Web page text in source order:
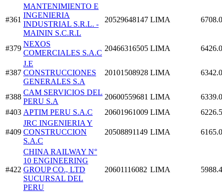
#361
MANTENIMIENTO E
INGENIERIA
INDUSTRIAL S.R.L. -
MAININ S.C.R.L
20529648147 LIMA
#379
NEXOS
COMERCIALES S.A.C
20466316505 LIMA
#387
J.E
CONSTRUCCIONES
GENERALES S.A
20101508928 LIMA
#388
CAM SERVICIOS DEL
PERU S.A
20600559681 LIMA
#403 APTIM PERU S.A.C 20601961009 LIMA
#409
JRC INGENIERIA Y
CONSTRUCCION
S.A.C
20508891149 LIMA
#422
CHINA RAILWAY N°
10 ENGINEERING
GROUP CO., LTD
SUCURSAL DEL
PERU
20601116082 LIMA